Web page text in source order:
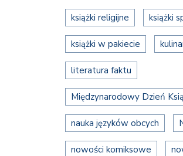
książki religijne książki
książki w pakiecie
literatura faktu
Międzynarodowy Dzień
nauka języków obcych
nowości komiksowe